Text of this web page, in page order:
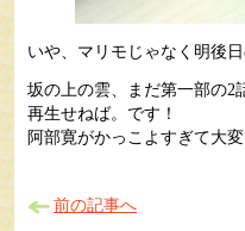
いや、マリモじゃなく明後
坂の上の雲、まだ第一部の
再生せねば。です！
阿部寛がかっこよすぎて大変
前の記事へ